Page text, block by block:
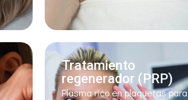
Tratamiento
regenerador (PRP)
Plasma rico en plaquetas para